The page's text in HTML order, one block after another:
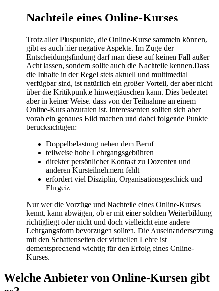
Nachteile eines Online-Kurses
Trotz aller Pluspunkte, die Online-Kurse sammeln können,
gibt es auch hier negative Aspekte. Im Zuge der
Entscheidungsfindung darf man diese auf keinen Fall außer
Acht lassen, sondern sollte auch die Nachteile kennen.Dass
die Inhalte in der Regel stets aktuell und multimedial
verfügbar sind, ist natürlich ein großer Vorteil, der aber nicht
über die Kritikpunkte hinwegtäuschen kann. Dies bedeutet
aber in keiner Weise, dass von der Teilnahme an einem
Online-Kurs abzuraten ist. Interessenten sollten sich aber
vorab ein genaues Bild machen und dabei folgende Punkte
berücksichtigen:
Doppelbelastung neben dem Beruf
teilweise hohe Lehrgangsgebühren
direkter persönlicher Kontakt zu Dozenten und
anderen Kursteilnehmern fehlt
erfordert viel Disziplin, Organisationsgeschick und
Ehrgeiz
Nur wer die Vorzüge und Nachteile eines Online-Kurses
kennt, kann abwägen, ob er mit einer solchen Weiterbildung
richtigliegt oder nicht und doch vielleicht eine andere
Lehrgangsform bevorzugen sollten. Die Auseinandersetzung
mit den Schattenseiten der virtuellen Lehre ist
dementsprechend wichtig für den Erfolg eines Online-
Kurses.
Welche Anbieter von Online-Kursen gibt